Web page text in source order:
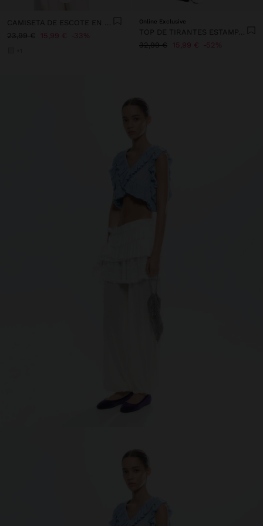
CAMISETA DE ESCOTE EN PICO
23,99 €
15,99 € 33%
Online Exclusive
TOP DE TIRANTES ESTAMPADO FLORAL
32,99 €
15,99 € 52%